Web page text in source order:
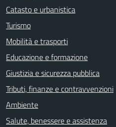
Catasto e urbanistica
Turismo
Mobilità e trasporti
Educazione e formazione
Giustizia e sicurezza pubblica
Tributi, finanze e contravvenzioni
Ambiente
Salute, benessere e assistenza